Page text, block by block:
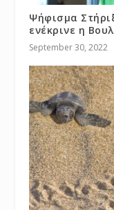
Ψήφισμα
ενέκρινε η
September 30, 2022